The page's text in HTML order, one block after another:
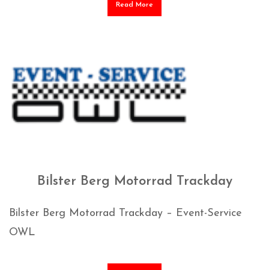
Read More
Bilster Berg Motorrad Trackday
Bilster Berg Motorrad Trackday – Event-Service
OWL